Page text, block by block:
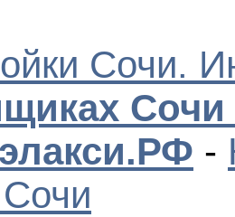
Сочи.
Сочи
-